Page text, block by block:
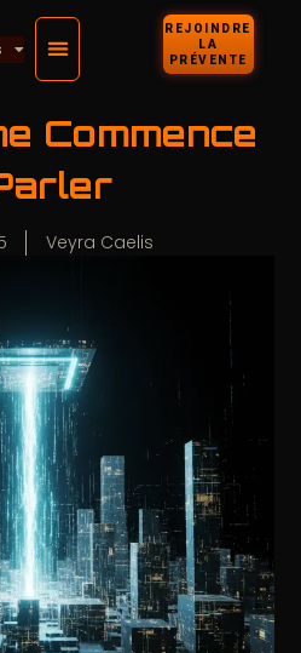
REJOINDRE
LA
PRÉVENTE
Commence
Veyra Caelis